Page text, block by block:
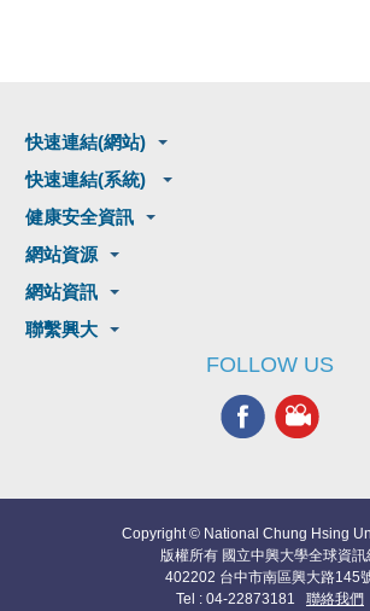
快速連結(網站)
快速連結(系統)
健康安全資訊
網站資源
網站資訊
聯繫興大
FOLLOW US
Copyright © National Chung Hsing
版權所有 國立中興大學全球資訊
402202 台中市南區興大路145
Tel : 04-22873181 聯絡我們